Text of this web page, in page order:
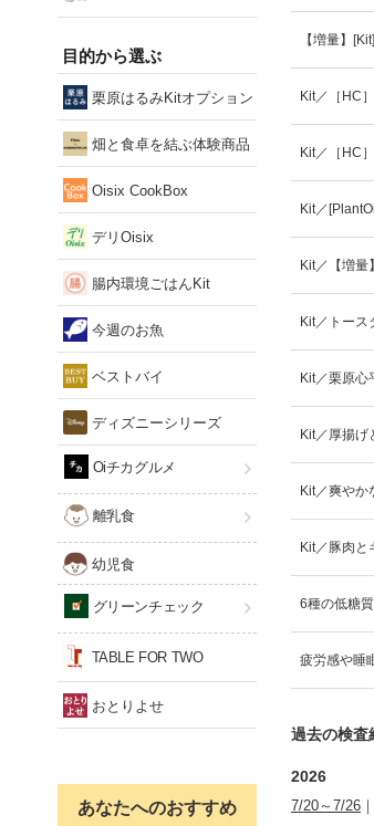
【増量】
Kit／［HC
Kit／［HC
Kit／
Kit／【増量
Kit／トース
Kit／栗原心
Kit／厚揚げ
Kit／爽やか
Kit／豚肉と
6種の低糖
疲労感や睡
過去の検査
2026
7/20～7/26 ｜
目的から選ぶ
栗原はるみKitオプション
畑と食卓を結ぶ体験商品
Oisix CookBox
デリOisix
腸内環境ごはんKit
今週のお魚
ベストバイ
ディズニーシリーズ
Oiチカグルメ
離乳食
幼児食
グリーンチェック
TABLE FOR TWO
おとりよせ
あなたへのおすすめ